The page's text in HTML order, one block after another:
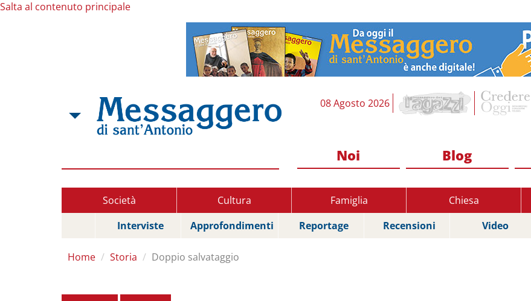
Salta al contenuto principale
08 Agosto 2026
Noi Blog
Società Cultura Famiglia Chiesa
Interviste
Approfondimenti Reportage Recensioni Video
Home Storia Doppio salvataggio